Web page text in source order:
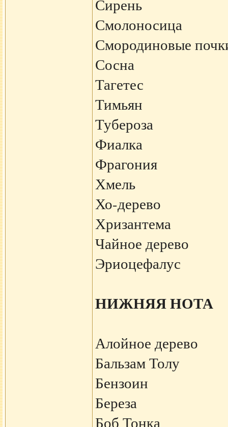
Сирень
Смолоносица
Смородиновые
Сосна
Тагетес
Тимьян
Тубероза
Фиалка
Фрагония
Хмель
Хо-дерево
Хризантема
Чайное дерево
Эриоцефалус
НИЖНЯЯ НОТА
Алойное дерево
Бальзам Толу
Бензоин
Береза
Боб Тонка